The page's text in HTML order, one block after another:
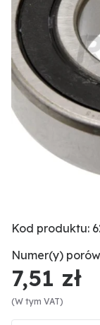
Kod produktu:
Numer(y)
7,51 zł
(W tym VAT)